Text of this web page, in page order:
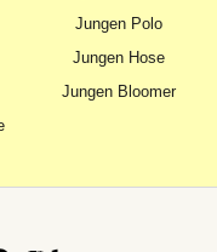
Jungen Polo
Jungen Hose
Jungen Bloomer